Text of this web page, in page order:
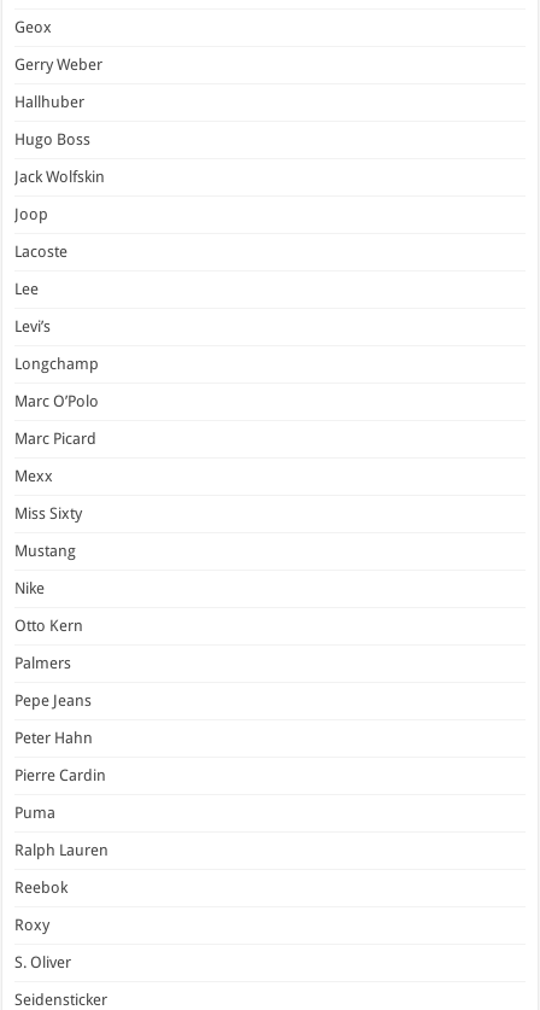
Geox
Gerry Weber
Hallhuber
Hugo Boss
Jack Wolfskin
Joop
Lacoste
Lee
Levi’s
Longchamp
Marc O’Polo
Marc Picard
Mexx
Miss Sixty
Mustang
Nike
Otto Kern
Palmers
Pepe Jeans
Peter Hahn
Pierre Cardin
Puma
Ralph Lauren
Reebok
Roxy
S. Oliver
Seidensticker